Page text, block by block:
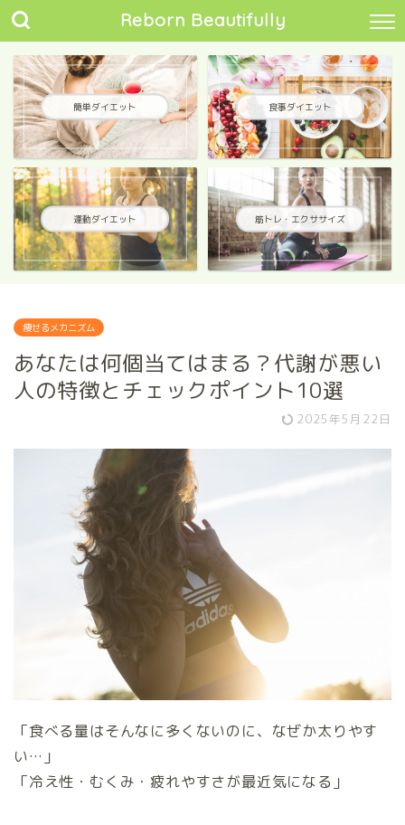
Reborn Beautifully
簡単ダイエット 食事ダイエット
運動ダイエット 筋トレ・エクササイズ
痩せるメカニズム
あなたは何個当てはまる？代謝が悪い
人の特徴とチェックポイント10選
2025年5月22日
「食べる量はそんなに多くないのに、なぜか太りやす
い…」
「冷え性・むくみ・疲れやすさが最近気になる」